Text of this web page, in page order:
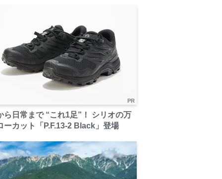
PR
ら日常まで “これ1足”！ シリオの万
ーカット「P.F.13-2 Black」登場